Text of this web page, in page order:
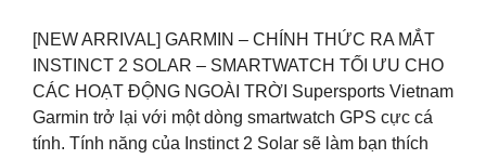
[NEW ARRIVAL] GARMIN – CHÍNH THỨC RA MẮT
INSTINCT 2 SOLAR – SMARTWATCH TỐI ƯU CHO
CÁC HOẠT ĐỘNG NGOÀI TRỜI Supersports Vietnam
Garmin trở lại với một dòng smartwatch GPS cực cá
tính. Tính năng của Instinct 2 Solar sẽ làm bạn thích